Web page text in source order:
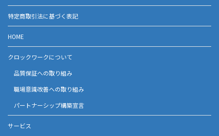
特定商取引法に基づく表記
HOME
クロックワークについて
品質保証への取り組み
職場意識改善への取り組み
パートナーシップ構築宣言
サービス